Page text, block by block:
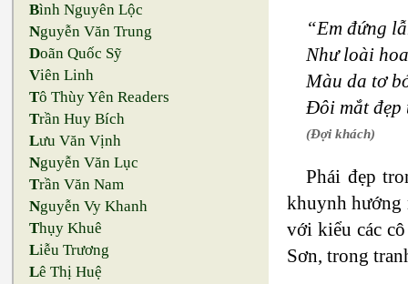
Bình Nguyên Lộc
Nguyễn Văn Trung
Doãn Quốc Sỹ
Viên Linh
Tô Thùy Yên Readers
Trần Huy Bích
Lưu Văn Vịnh
Nguyễn Văn Lục
Trần Văn Nam
Nguyễn Vy Khanh
Thụy Khuê
Liễu Trương
Lê Thị Huệ
“Em đứng
Như loài
Màu da tơ
Đôi mắt
(Đợi khách)
Phái đẹp
khuynh hướng
với kiểu các
Sơn, trong